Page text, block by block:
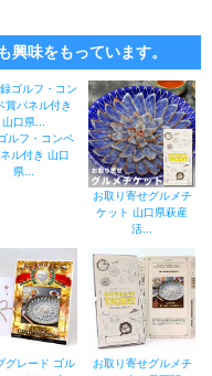
興味をもっています。
ルフ・コンペ
ル付き 山口
県...
お取り寄せグルメチ
ケット 山口県萩産
活...
グレード ゴル
お取り寄せグルメチ